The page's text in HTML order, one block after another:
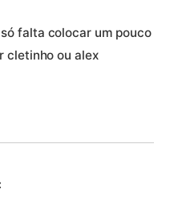
falta colocar um pouco
cletinho ou alex